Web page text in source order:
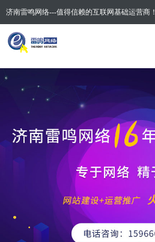
济南雷鸣网络---值得信赖的互联网基础运营商！